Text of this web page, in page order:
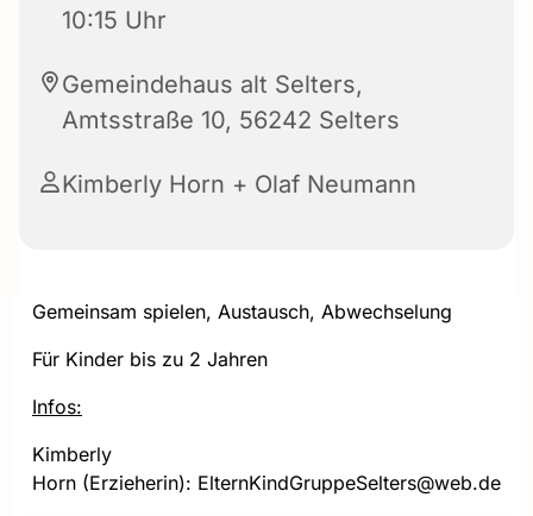
10:15 Uhr
Gemeindehaus alt Selters,
Amtsstraße 10, 56242 Selters
Kimberly Horn + Olaf Neumann
Gemeinsam spielen, Austausch, Abwechselung
Für Kinder bis zu 2 Jahren
Infos:
Kimberly
Horn (Erzieherin): ElternKindGruppeSelters@web.de